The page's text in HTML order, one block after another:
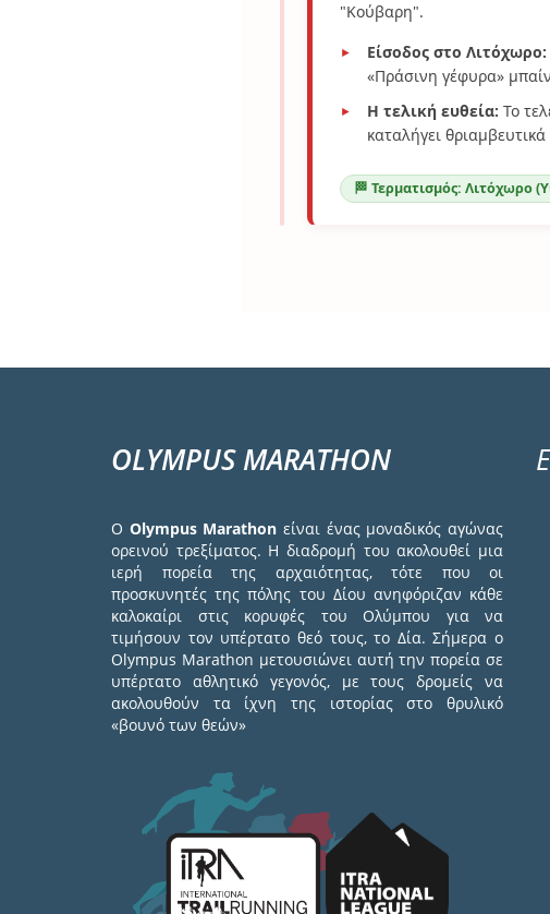
"Κούβαρη".
Είσοδος στο Λιτόχωρο:
«Πράσινη γέφυρα»
Η τελική ευθεία: Το
καταλήγει
🏁 Τερματισμός: Λιτόχωρο
OLYMPUS MARATHON
Ο Olympus Marathon είναι ένας μοναδικός αγώνας
ορεινού τρεξίματος. Η διαδρομή του ακολουθεί μια
ιερή πορεία της αρχαιότητας, τότε που οι
προσκυνητές της πόλης του Δίου ανηφόριζαν κάθε
καλοκαίρι στις κορυφές του Ολύμπου για να
τιμήσουν τον υπέρτατο θεό τους, το Δία. Σήμερα ο
Olympus Marathon μετουσιώνει αυτή την πορεία σε
υπέρτατο αθλητικό γεγονός, με τους δρομείς να
ακολουθούν τα ίχνη της ιστορίας στο θρυλικό
«βουνό των θεών»